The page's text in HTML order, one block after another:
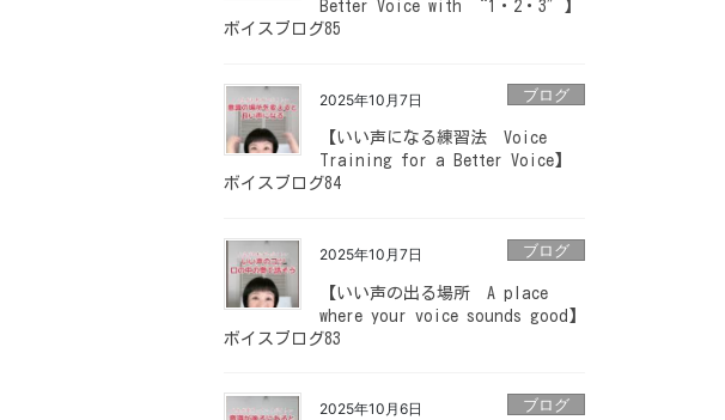
Better Voice with “1・2・3″】
ボイスブログ85
2025年10月7日 ブログ
【いい声になる練習法 Voice
Training for a Better Voice】
ボイスブログ84
2025年10月7日 ブログ
【いい声の出る場所 A place
where your voice sounds good】
ボイスブログ83
2025年10月6日 ブログ